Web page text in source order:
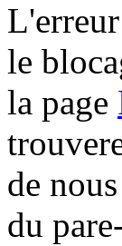
le
la page
de
du